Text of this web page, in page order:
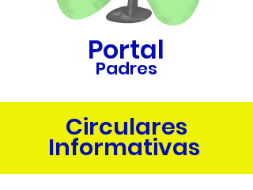
Portal
Padres
Circulares
Informativas